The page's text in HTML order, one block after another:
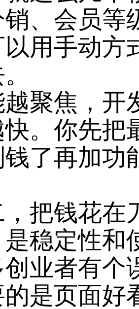
、会员等
用手动方
聚焦，开
快。你先把
钱了再加功
把钱花在
稳定性和
业者有个
是页面好